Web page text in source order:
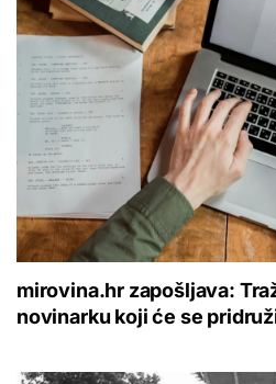
mirovina.hr zapošljava:
novinarku koji će se